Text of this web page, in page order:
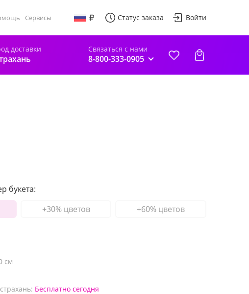
Сервисы Статус заказа Войти
доставки Связаться с нами
8-800-333-0905
букета:
+30% цветов +60% цветов
см
Бесплатно сегодня